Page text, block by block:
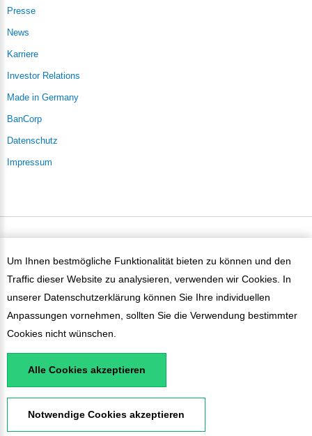
Um Ihnen bestmögliche Funktionalität bieten zu können und den
Traffic dieser Website zu analysieren, verwenden wir Cookies. In
unserer Datenschutzerklärung können Sie Ihre individuellen
Anpassungen vornehmen, sollten Sie die Verwendung bestimmter
Cookies nicht wünschen.
Alle Cookies akzeptieren
Notwendige Cookies akzeptieren
Presse
News
Karriere
Investor Relations
Made in Germany
BanCorp
Datenschutz
Impressum